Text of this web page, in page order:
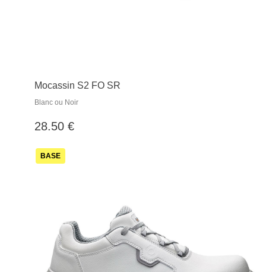
Mocassin S2 FO SR
Blanc ou Noir
28.50 €
BASE